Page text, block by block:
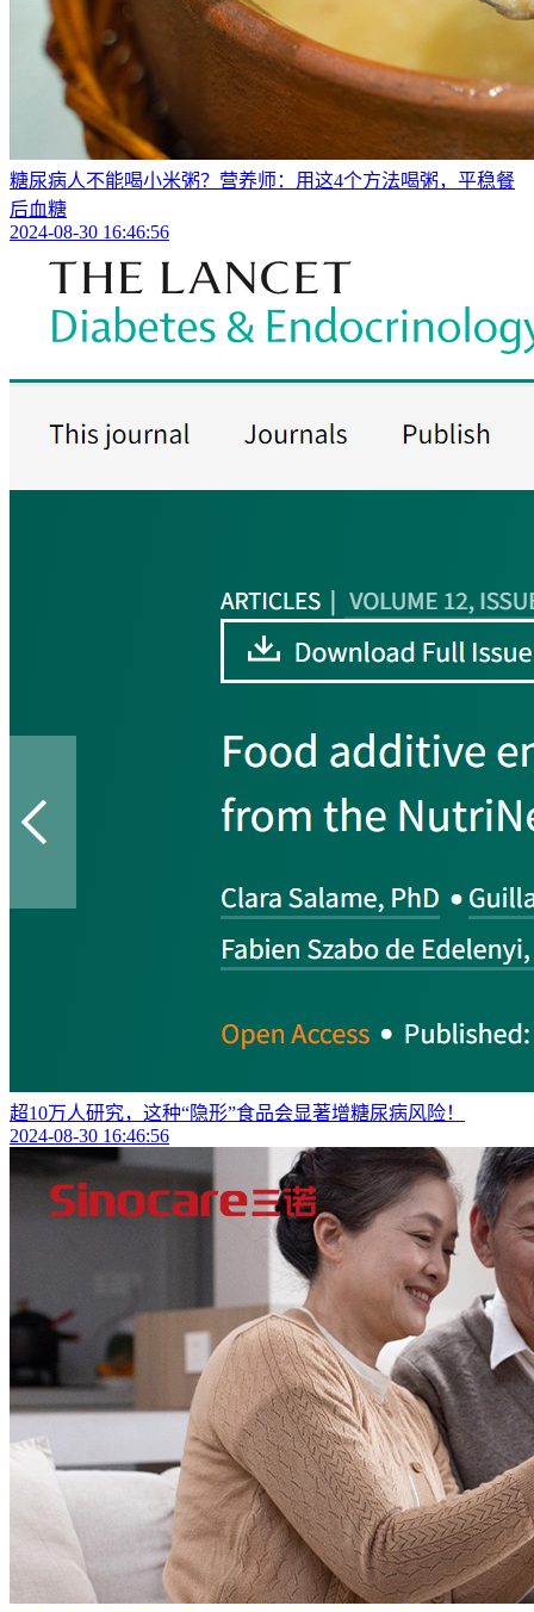
糖尿病人不能喝小米粥？营养师：用这4个方法喝粥，平稳餐
后血糖
2024-08-30 16:46:56
超10万人研究，这种“隐形”食品会显著增糖尿病风险！
2024-08-30 16:46:56